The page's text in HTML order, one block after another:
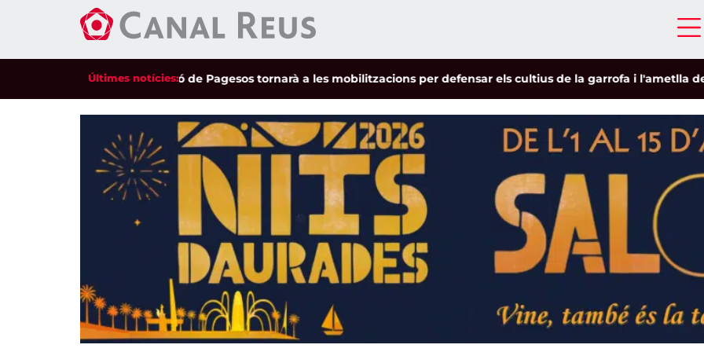
Últimes notícies:
Unió de Pagesos tornarà a les mobilitzacions per defensar els cultius de la garrofa i l'ametlla de